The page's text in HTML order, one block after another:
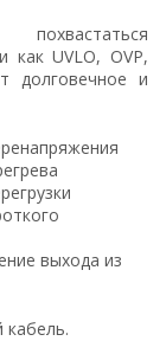
как UVLO, OVP,
долговечное и
выхода из
кабель.